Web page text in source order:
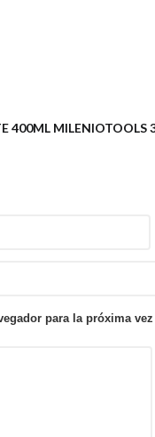
400ML MILENIOTOOLS
para la próxima